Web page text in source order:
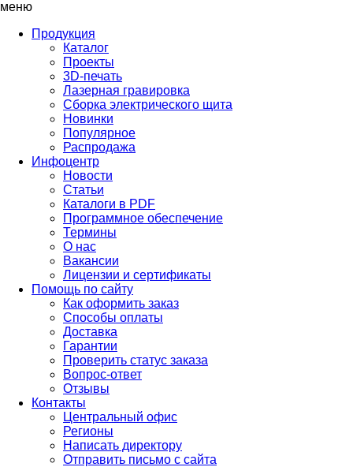
меню
Продукция
Каталог
Проекты
3D-печать
Лазерная гравировка
Сборка электрического щита
Новинки
Популярное
Распродажа
Инфоцентр
Новости
Статьи
Каталоги в PDF
Программное обеспечение
Термины
О нас
Вакансии
Лицензии и сертификаты
Помощь по сайту
Как оформить заказ
Способы оплаты
Доставка
Гарантии
Проверить статус заказа
Вопрос-ответ
Отзывы
Контакты
Центральный офис
Регионы
Написать директору
Отправить письмо с сайта